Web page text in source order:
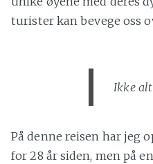
turister kan bevege oss
Ikke
På denne reisen har jeg
for 28 år siden, men på